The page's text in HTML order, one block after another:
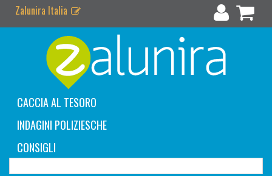
Zalunira Italia
CACCIA AL TESORO
INDAGINI POLIZIESCHE
CONSIGLI